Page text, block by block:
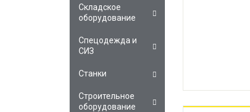
Складское
оборудование
Спецодежда и
СИЗ
Станки
Строительное
оборудование